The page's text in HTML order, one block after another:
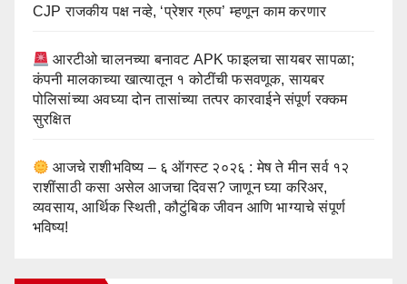
CJP राजकीय पक्ष नव्हे, ‘प्रेशर ग्रुप’ म्हणून काम करणार
आरटीओ चालनच्या बनावट APK फाइलचा सायबर सापळा;
कंपनी मालकाच्या खात्यातून १ कोटींची फसवणूक, सायबर
पोलिसांच्या अवघ्या दोन तासांच्या तत्पर कारवाईने संपूर्ण रक्कम
सुरक्षित
आजचे राशीभविष्य – ६ ऑगस्ट २०२६ : मेष ते मीन सर्व १२
राशींसाठी कसा असेल आजचा दिवस? जाणून घ्या करिअर,
व्यवसाय, आर्थिक स्थिती, कौटुंबिक जीवन आणि भाग्याचे संपूर्ण
भविष्य!